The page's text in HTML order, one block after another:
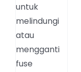
untuk
melindungi
atau
mengganti
fuse